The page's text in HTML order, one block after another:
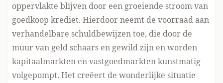
oppervlakte blijven door een groeiende stroom van
goedkoop krediet. Hierdoor neemt de voorraad aan
verhandelbare schuldbewijzen toe, die door de
muur van geld schaars en gewild zijn en worden
kapitaalmarkten en vastgoedmarkten kunstmatig
volgepompt. Het creëert de wonderlijke situatie